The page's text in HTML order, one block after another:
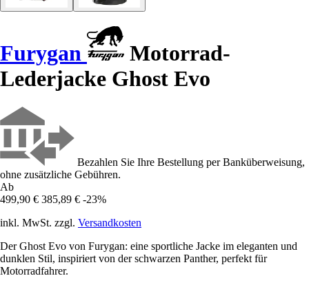
Furygan
Motorrad-
Lederjacke Ghost Evo
Bezahlen Sie Ihre Bestellung per Banküberweisung,
ohne zusätzliche Gebühren.
Ab
499,90 € 385,89 € -23%
inkl. MwSt. zzgl. Versandkosten
Der Ghost Evo von Furygan: eine sportliche Jacke im eleganten und
dunklen Stil, inspiriert von der schwarzen Panther, perfekt für
Motorradfahrer.